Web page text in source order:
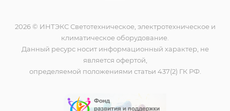
2026 © ИНТЭКС Светотехническое, электротехническое и
климатическое оборудование.
Данный ресурс носит информационный характер, не
является офертой,
определяемой положениями статьи 437(2) ГК РФ.